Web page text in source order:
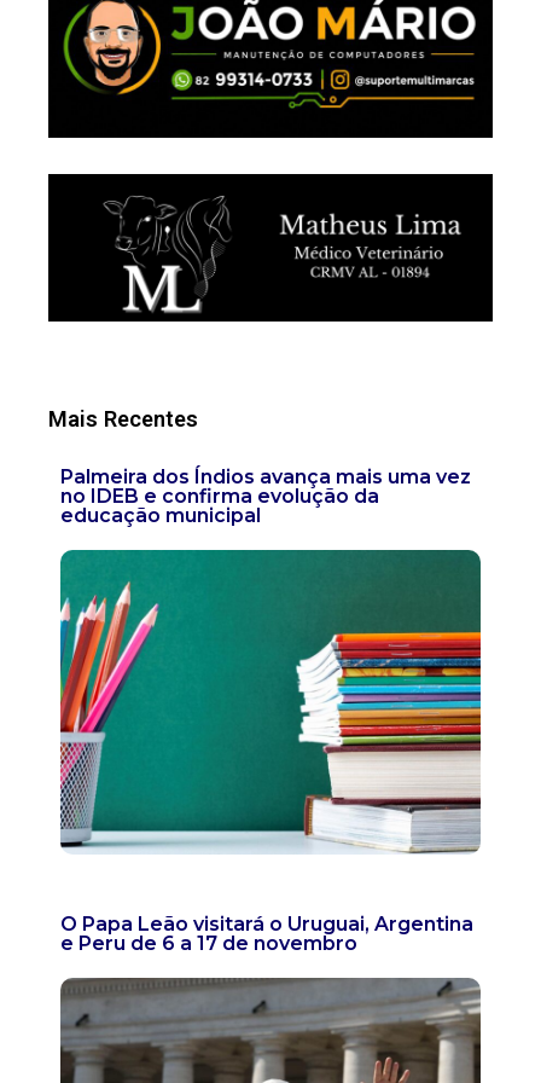
Mais Recentes
Palmeira dos Índios avança mais uma vez
no IDEB e confirma evolução da
educação municipal
O Papa Leão visitará o Uruguai, Argentina
e Peru de 6 a 17 de novembro